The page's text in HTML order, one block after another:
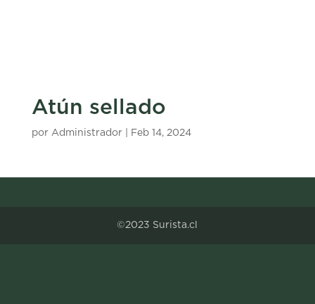
Atún sellado
por Administrador| Feb 14, 2024
©2023 Surista.cl